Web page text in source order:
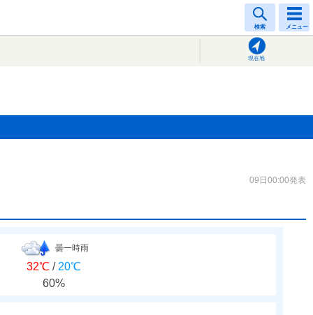
検索 メニュー
現在地
09日00:00発表
曇一時雨
32℃ / 20℃
60%